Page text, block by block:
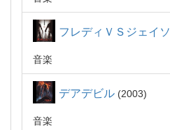
フレディＶＳジェイ
音楽
デアデビル 2003
音楽